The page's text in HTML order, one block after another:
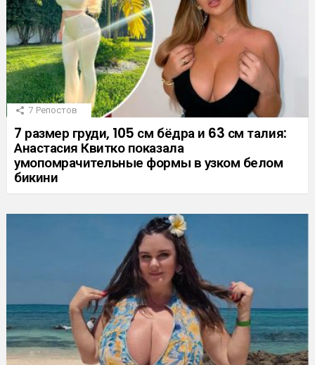
7 Репостов
7 размер груди, 105 см бёдра и 63 см талия:
Анастасия Квитко показала
умопомрачительные формы в узком белом
бикини